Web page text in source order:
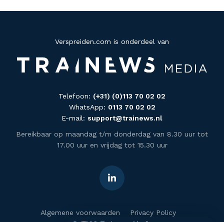
Verspreiden.com is onderdeel van
Telefoon: (+31) (0)113 70 02 02
WhatsApp: 0113 70 02 02
E-mail: support@trainews.nl
Bereikbaar op maandag t/m donderdag van 8.30 uur tot
17.00 uur en vrijdag tot 15.30 uur
Algemene voorwaarden
Privacy Policy